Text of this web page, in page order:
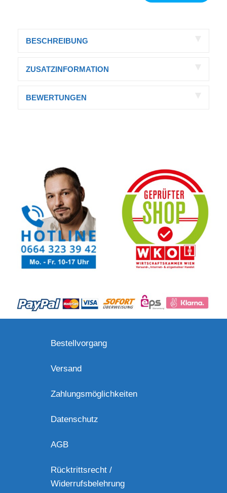
BESCHREIBUNG
ZUSATZINFORMATION
BEWERTUNGEN
Bestellvorgang
Versand
Zahlungsmöglichkeiten
Datenschutz
AGB
Rücktrittsrecht /
Widerrufsbelehrung